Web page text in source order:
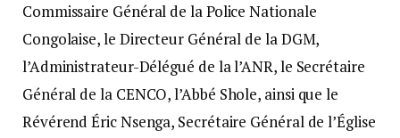
Commissaire Général de la Police Nationale
Congolaise, le Directeur Général de la DGM,
l’Administrateur-Délégué de la l’ANR, le Secrétaire
Général de la CENCO, l’Abbé Shole, ainsi que le
Révérend Éric Nsenga, Secrétaire Général de l’Église